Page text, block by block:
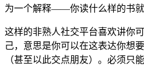
为一个解释——你读什么样的书就
这样的非熟人社交平台喜欢讲你
己，意思是你可以在这表达你想
（甚至以此交点朋友）。必须只